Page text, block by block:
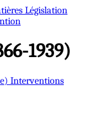
Législation
1939)
Interventions